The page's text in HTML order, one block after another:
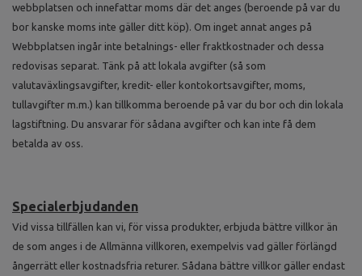
webbplatsen och innefattar moms där det anges (beroende på var du
bor kanske moms inte gäller ditt köp). Om inget annat anges på
Webbplatsen ingår inte betalnings- eller fraktkostnader och dessa
redovisas separat. Tänk på att lokala avgifter (så som
valutaväxlingsavgifter, kredit- eller kontokortsavgifter, moms,
tullavgifter m.m.) kan tillkomma beroende på var du bor och din lokala
lagstiftning. Du ansvarar för sådana avgifter och kan inte få dem
betalda av oss.
Specialerbjudanden
Vid vissa tillfällen kan vi, för vissa produkter, erbjuda bättre villkor än
de som anges i de Allmänna villkoren, exempelvis vad gäller förlängd
ångerrätt eller kostnadsfria returer. Sådana bättre villkor gäller endast